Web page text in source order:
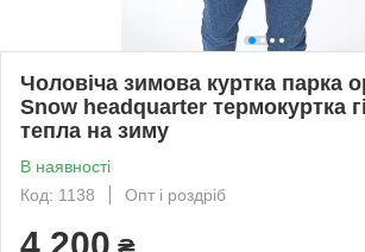
Чоловіча зимова куртка парка
Snow headquarter термокуртка
тепла на зиму
В наявності
Код: 1138
Опт і роздріб
4 200